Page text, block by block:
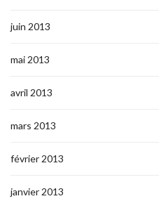
juin 2013
mai 2013
avril 2013
mars 2013
février 2013
janvier 2013